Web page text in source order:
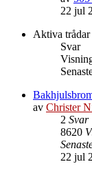
22 jul
Aktiva trådar
Svar
av Christer
2 Svar
8620
22 jul